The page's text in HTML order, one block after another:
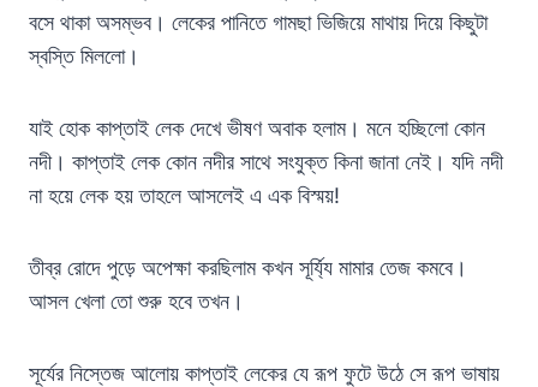
বসে থাকা অসম্ভব। লেকের পানিতে গামছা ভিজিয়ে মাথায় দিয়ে কিছুটা
স্বস্তি মিললো।
যাই হোক কাপ্তাই লেক দেখে ভীষণ অবাক হলাম। মনে হচ্ছিলো কোন
নদী। কাপ্তাই লেক কোন নদীর সাথে সংযুক্ত কিনা জানা নেই। যদি নদী
না হয়ে লেক হয় তাহলে আসলেই এ এক বিস্ময়!
তীব্র রোদে পুড়ে অপেক্ষা করছিলাম কখন সূর্য্যি মামার তেজ কমবে।
আসল খেলা তো শুরু হবে তখন।
সূর্যের নিস্তেজ আলোয় কাপ্তাই লেকের যে রূপ ফুটে উঠে সে রূপ ভাষায়